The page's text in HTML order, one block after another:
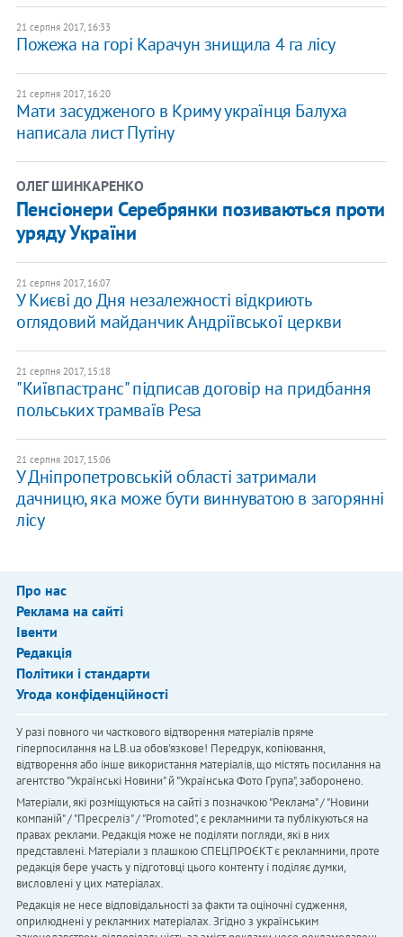
21 серпня 2017, 16:33
Пожежа на горі Карачун знищила 4 га лісу
21 серпня 2017, 16:20
Мати засудженого в Криму українця Балуха
написала лист Путіну
ОЛЕГ ШИНКАРЕНКО
Пенсіонери Серебрянки позиваються проти
уряду України
21 серпня 2017, 16:07
У Києві до Дня незалежності відкриють
оглядовий майданчик Андріївської церкви
21 серпня 2017, 15:18
"Київпастранс" підписав договір на придбання
польських трамваїв Pesa
21 серпня 2017, 15:06
У Дніпропетровській області затримали
дачницю, яка може бути виннуватою в загорянні
лісу
Про нас
Реклама на сайті
Івенти
Редакція
Політики і стандарти
Угода конфіденційності
У разі повного чи часткового відтворення матеріалів пряме
гіперпосилання на LB.ua обов'язкове! Передрук, копіювання,
відтворення або інше використання матеріалів, що містять посилання на
агентство "Українськi Новини" й "Українська Фото Група", заборонено.
Матеріали, які розміщуються на сайті з позначкою "Реклама" / "Новини
компаній" / "Пресреліз" / "Promoted", є рекламними та публікуються на
правах реклами. Редакція може не поділяти погляди, які в них
представлені. Матеріали з плашкою СПЕЦПРОЄКТ є рекламними, проте
редакція бере участь у підготовці цього контенту і поділяє думки,
висловлені у цих матеріалах.
Редакція не несе відповідальності за факти та оціночні судження,
оприлюднені у рекламних матеріалах. Згідно з українським